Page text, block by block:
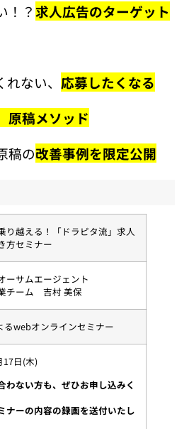
！？求人広告のターゲット
ない、 応募したくなる
原稿メソッド
稿の改善事例を限定公開
り越える！「ドラピタ流」求人
方セミナー
ーサムエージェント
チーム 吉村 美保
るwebオンラインセミナー
17日(木)
わない方も、ぜひお申し込みく
ナーの内容の録画を送付いたし